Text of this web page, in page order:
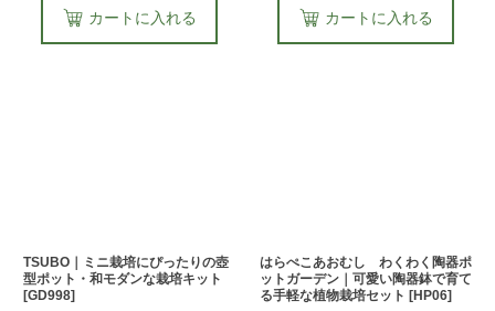
カートに入れる カートに入れる
TSUBO｜ミニ栽培にぴったりの壺
型ポット・和モダンな栽培キット
[GD998]
はらぺこあおむし わくわく陶器ポ
ットガーデン｜可愛い陶器鉢で育て
る手軽な植物栽培セット [HP06]